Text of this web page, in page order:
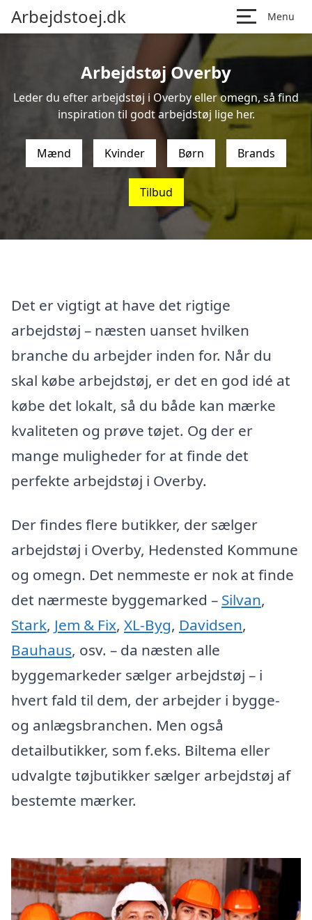
Arbejdstoej.dk Menu
Arbejdstøj Overby
Leder du efter arbejdstøj i Overby eller omegn, så find
inspiration til godt arbejdstøj lige her.
Mænd Kvinder Børn Brands
Tilbud
Det er vigtigt at have det rigtige
arbejdstøj – næsten uanset hvilken
branche du arbejder inden for. Når du
skal købe arbejdstøj, er det en god idé at
købe det lokalt, så du både kan mærke
kvaliteten og prøve tøjet. Og der er
mange muligheder for at finde det
perfekte arbejdstøj i Overby.
Der findes flere butikker, der sælger
arbejdstøj i Overby, Hedensted Kommune
og omegn. Det nemmeste er nok at finde
det nærmeste byggemarked – Silvan,
Stark, Jem & Fix, XL-Byg, Davidsen,
Bauhaus, osv. – da næsten alle
byggemarkeder sælger arbejdstøj – i
hvert fald til dem, der arbejder i bygge-
og anlægsbranchen. Men også
detailbutikker, som f.eks. Biltema eller
udvalgte tøjbutikker sælger arbejdstøj af
bestemte mærker.